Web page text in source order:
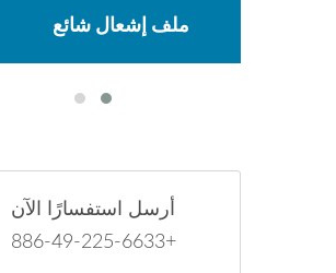
ملف إشعال شائع
أرسل استفسارًا الآن
+886-49-225-6633